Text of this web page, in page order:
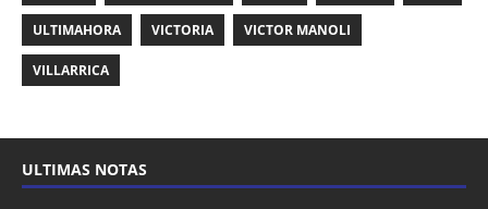
ULTIMAHORA VICTORIA VICTOR MANOLI
VILLARRICA
ULTIMAS NOTAS